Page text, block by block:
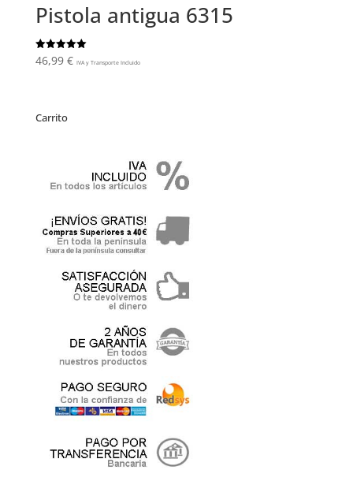
Pistola antigua 6315
Valorado
con
46,99 € IVA y Transporte Incluido
Carrito